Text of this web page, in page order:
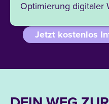
Optimierung digitaler
Jetzt kostenlos